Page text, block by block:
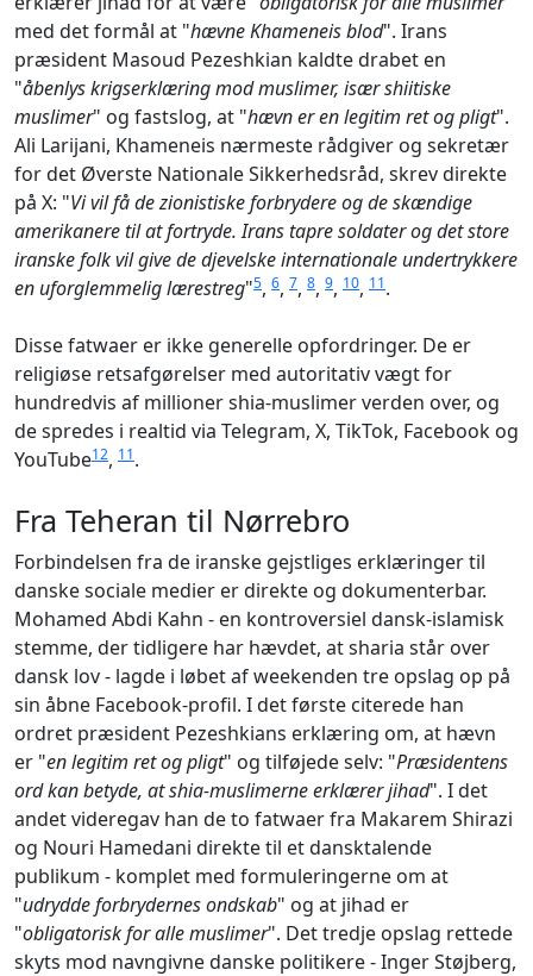
med det formål at "hævne Khameneis blod". Irans
præsident Masoud Pezeshkian kaldte drabet en
"åbenlys krigserklæring mod muslimer, især shiitiske
muslimer" og fastslog, at "hævn er en legitim ret og pligt".
Ali Larijani, Khameneis nærmeste rådgiver og sekretær
for det Øverste Nationale Sikkerhedsråd, skrev direkte
på X: "Vi vil få de zionistiske forbrydere og de skændige
amerikanere til at fortryde. Irans tapre soldater og det store
iranske folk vil give de djevelske internationale undertrykkere
en uforglemmelig lærestreg"5, 6, 7, 8, 9, 10, 11.
Disse fatwaer er ikke generelle opfordringer. De er
religiøse retsafgørelser med autoritativ vægt for
hundredvis af millioner shia-muslimer verden over, og
de spredes i realtid via Telegram, X, TikTok, Facebook og
YouTube12, 11.
Fra Teheran til Nørrebro
Forbindelsen fra de iranske gejstliges erklæringer til
danske sociale medier er direkte og dokumenterbar.
Mohamed Abdi Kahn - en kontroversiel dansk-islamisk
stemme, der tidligere har hævdet, at sharia står over
dansk lov - lagde i løbet af weekenden tre opslag op på
sin åbne Facebook-profil. I det første citerede han
ordret præsident Pezeshkians erklæring om, at hævn
er "en legitim ret og pligt" og tilføjede selv: "Præsidentens
ord kan betyde, at shia-muslimerne erklærer jihad". I det
andet videregav han de to fatwaer fra Makarem Shirazi
og Nouri Hamedani direkte til et dansktalende
publikum - komplet med formuleringerne om at
"udrydde forbrydernes ondskab" og at jihad er
"obligatorisk for alle muslimer". Det tredje opslag rettede
skyts mod navngivne danske politikere - Inger Støjberg,